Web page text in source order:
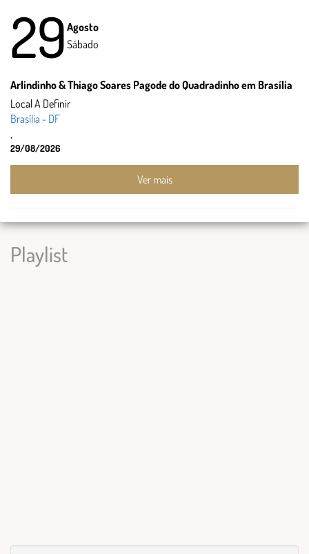
29 Agosto
Sábado
Arlindinho & Thiago Soares Pagode do Quadradinho em Brasília
Local A Definir
Brasília - DF
,
29/08/2026
Ver mais
Playlist